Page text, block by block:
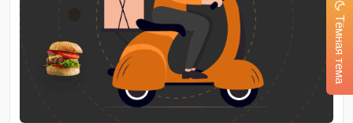
Тёмная тема